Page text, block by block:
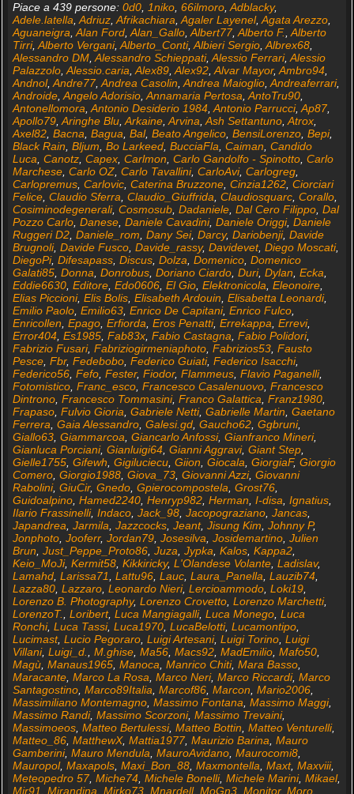
Piace a 439 persone: 0d0, 1niko, 66ilmoro, Adblacky,
Adele.latella Adriuz, Afrikachiara Agaler Layenel, Agata Arezzo,
Aguaneigra Alan Ford, Alan_Gallo, Albert77, Alberto F. Alberto
Tirri, Alberto Vergani, Alberto_Conti, Albieri Sergio, Albrex68,
Alessandro DM, Alessandro Schieppati, Alessio Ferrari, Alessio
Palazzolo, Alessio.caria Alex89, Alex92, Alvar Mayor, Ambro94,
Andnol, Andre77, Andrea Casolin Andrea Maioglio, Andreaferrari,
Androide, Angelo Adorisio, Annamaria Pertosa AntoTru90,
Antonellomora Antonio Desiderio 1984, Antonio Parrucci, Ap87,
Apollo79, Aringhe Blu, Arkaine, Arvina Ash Settantuno, Atrox,
Axel82, Bacna Bagua Bal, Beato Angelico, BensiLorenzo, Bepi,
Black Rain Bljum Bo Larkeed, BucciaFla Caiman Candido
Luca Canotz, Capex, Carlmon Carlo Gandolfo - Spinotto, Carlo
Marchese, Carlo OZ, Carlo Tavallini, CarloAvi, Carlogreg,
Carlopremus, Carlovic, Caterina Bruzzone, Cinzia1262, Ciorciari
Felice, Claudio Sferra Claudio_Giuffrida Claudiosquarc, Corallo,
Cosiminodegenerali, Cosmosub, Dadaniele, Dal Cero Filippo, Dal
Pozzo Carlo, Danese, Daniele Cavadini, Daniele Origgi, Daniele
Ruggeri D2, Daniele_rom Dany Sei, Darcy, Dariobenji, Davide
Brugnoli, Davide Fusco, Davide_rassy, Davidevet, Diego Moscati,
DiegoPi, Difesapass, Discus, Dolza Domenico, Domenico
Galati85, Donna Donrobus, Doriano Ciardo, Duri, Dylan Ecka
Eddie6630, Editore, Edo0606, El Gio, Elektronicola Eleonoire,
Elias Piccioni, Elis Bolis, Elisabeth Ardouin Elisabetta Leonardi,
Emilio Paolo, Emilio63, Enrico De Capitani, Enrico Fulco,
Enricollen Epago, Erfiorda Eros Penatti, Errekappa Errevi,
Error404, Es1985, Fab83x, Fabio Castagna Fabio Polidori,
Fabrizio Fusari, Fabriziogirmeniaphoto, Fabrizios53, Fausto
Pesce, Fbr, Fedebobo, Federico Guiati, Federico Isacchi,
Federico56, Fefo, Fester, Fiodor, Flammeus, Flavio Paganelli,
Fotomistico, Franc_esco, Francesco Casalenuovo, Francesco
Dintrono, Francesco Tommasini, Franco Galattica Franz1980,
Frapaso, Fulvio Gioria Gabriele Netti, Gabrielle Martin Gaetano
Ferrera Gaia Alessandro, Galesi.gd, Gaucho62, Ggbruni,
Giallo63, Giammarcoa Giancarlo Anfossi, Gianfranco Mineri,
Gianluca Porciani, Gianluigi64, Gianni Aggravi, Giant Step,
Gielle1755, Gifewh Gigiluciecu, Giion Giocala GiorgiaF, Giorgio
Comero, Giorgio1988, Giova_73, Giovanni Azzi, Giovanni
Rabolini, GiuCir, Gnedo, Gpierocompostela Grost76,
Guidoalpino, Hamed2240, Henryp982, Herman I-disa Ignatius,
Ilario Frassinelli, Indaco, Jack_98, Jacopograziano, Jancas,
Japandrea Jarmila Jazzcocks, Jeant, Jisung Kim Johnny P,
Jonphoto, Jooferr, Jordan79, Josesilva Josidemartino, Julien
Brun Just_Peppe_Proto86, Juza Jypka Kalos, Kappa2,
Keio_MoJi, Kermit58, Kikkiricky, L'Olandese Volante, Ladislav,
Lamahd, Larissa71 Lattu96, Lauc, Laura_Panella Lauzib74,
Lazza80, Lazzaro, Leonardo Nieri, Lercioammodo, Loki19,
Lorenzo B. Photography, Lorenzo Crovetto, Lorenzo Marchetti,
LorenzoT.
Loribert, Luca Mangiagalli, Luca Monego, Luca
Ronchi, Luca Tassi, Luca1970, LucaBelotti, Lucamontipo,
Lucimast, Lucio Pegoraro, Luigi Artesani, Luigi Torino, Luigi
Villani, Luigi_d. M.ghise, Ma56, Macs92, MadEmilio, Mafo50,
Magù, Manaus1965, Manoca Manrico Chiti, Mara Basso,
Maracante, Marco La Rosa Marco Neri, Marco Riccardi, Marco
Santagostino, Marco89Italia Marcof86, Marcon Mario2006,
Massimiliano Montemagno, Massimo Fontana Massimo Maggi,
Massimo Randi, Massimo Scorzoni, Massimo Trevaini,
Massimoeos, Matteo Bertulessi, Matteo Bottin Matteo Venturelli,
Matteo_86, MatthewX, Mattia1977, Maurizio Barina Mauro
Gamberini, Mauro Mendula MauroAvidano, Maurocomi8,
Mauropol, Maxapols, Maxi_Bon_88, Maxmontella Maxt, Maxviii,
Meteopedro 57, Miche74, Michele Bonelli, Michele Marini, Mikael,
Mir91
Mirandina Mirko73, Mnardell, MoGn3, Monitor, Moro,